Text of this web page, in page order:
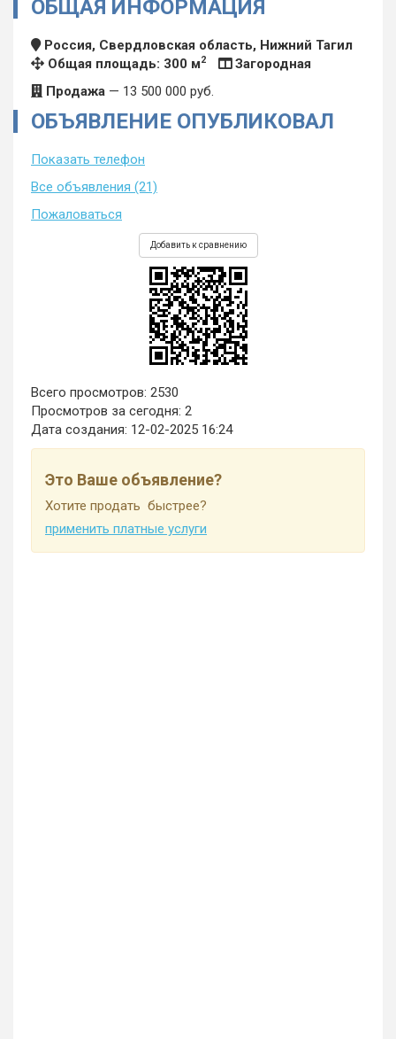
ОБЩАЯ ИНФОРМАЦИЯ
Россия, Свердловская область, Нижний Тагил
Общая площадь: 300 м2
Загородная
Продажа — 13 500 000 руб.
ОБЪЯВЛЕНИЕ ОПУБЛИКОВАЛ
Показать телефон
Все объявления (21)
Пожаловаться
Добавить к сравнению
Всего просмотров: 2530
Просмотров за сегодня: 2
Дата создания: 12-02-2025 16:24
Это Ваше объявление?
Хотите продать быстрее?
применить платные услуги